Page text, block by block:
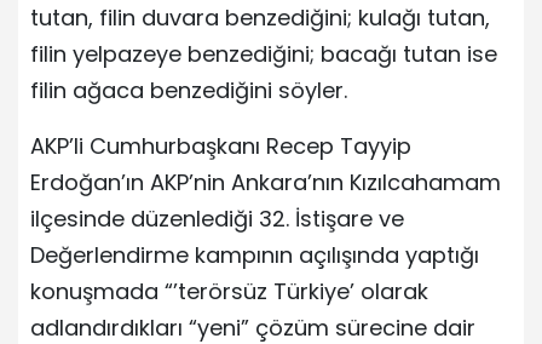
tutan, filin duvara benzediğini; kulağı tutan,
filin yelpazeye benzediğini; bacağı tutan ise
filin ağaca benzediğini söyler.
AKP’li Cumhurbaşkanı Recep Tayyip
Erdoğan’ın AKP’nin Ankara’nın Kızılcahamam
ilçesinde düzenlediği 32. İstişare ve
Değerlendirme kampının açılışında yaptığı
konuşmada “’terörsüz Türkiye’ olarak
adlandırdıkları “yeni” çözüm sürecine dair